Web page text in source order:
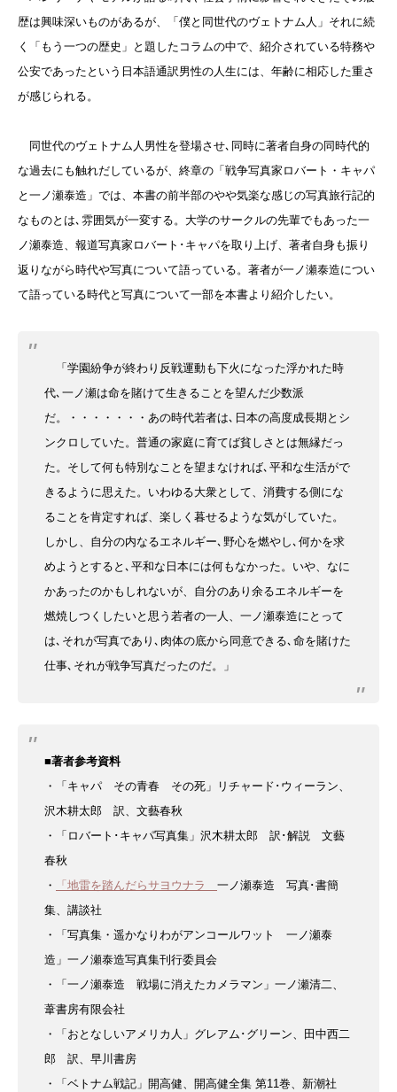
歴は興味深いものがあるが、「僕と同世代のヴェトナム人」それに続
く「もう一つの歴史」と題したコラムの中で、紹介されている特務や
公安であったという日本語通訳男性の人生には、年齢に相応した重さ
が感じられる。
同世代のヴェトナム人男性を登場させ､同時に著者自身の同時代的
な過去にも触れだしているが、終章の「戦争写真家ロバート・キャパ
と一ノ瀬泰造」では、本書の前半部のやや気楽な感じの写真旅行記的
なものとは､雰囲気が一変する。大学のサークルの先輩でもあった一
ノ瀬泰造、報道写真家ロバート･キャパを取り上げ、著者自身も振り
返りながら時代や写真について語っている。著者が一ノ瀬泰造につい
て語っている時代と写真について一部を本書より紹介したい。
「学園紛争が終わり反戦運動も下火になった浮かれた時
代､一ノ瀬は命を賭けて生きることを望んだ少数派
だ。・・・・・・・あの時代若者は､日本の高度成長期とシ
ンクロしていた。普通の家庭に育てば貧しさとは無縁だっ
た。そして何も特別なことを望まなければ､平和な生活がで
きるように思えた。いわゆる大衆として、消費する側にな
ることを肯定すれば、楽しく暮せるような気がしていた。
しかし、自分の内なるエネルギー､野心を燃やし､何かを求
めようとすると､平和な日本には何もなかった。いや、なに
かあったのかもしれないが、自分のあり余るエネルギーを
燃焼しつくしたいと思う若者の一人、一ノ瀬泰造にとって
は､それが写真であり､肉体の底から同意できる､命を賭けた
仕事､それが戦争写真だったのだ。」
■著者参考資料
・「キャパ その青春 その死」
リチャード･ウィーラン、
沢木耕太郎 訳、文藝春秋
・「ロバート･キャパ写真集」 沢木耕太郎 訳･解説 文藝
春秋
・
「地雷を踏んだらサヨウナラ 一ノ瀬泰造 写真･書簡
集、 講談社
・「写真集・遥かなりわがアンコールワット 一ノ瀬泰
造」 一ノ瀬泰造写真集刊行委員会
・「一ノ瀬泰造 戦場に消えたカメラマン」 一ノ瀬清二、
葦書房有限会社
・「おとなしいアメリカ人」 グレアム･グリーン、
田中西二
郎 訳、早川書房
・「ベトナム戦記」 開高健、開高健全集 第11巻、 新潮社